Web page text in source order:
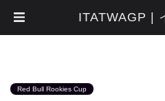
Red Bull Rookies Cup
ITATWAGP |